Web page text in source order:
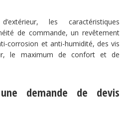
les caractéristiques
de commande, un revêtement
corrosion et anti-humidité, des vis
le maximum de confort et de
demande de devis